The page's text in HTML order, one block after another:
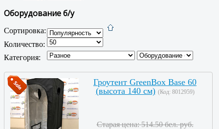
Оборудование б/у
Сортировка:
Количество:
Категория:
Гроутент GreenBox Base 60
(высота 140 см) (Код: 8012959)
Старая цена:514.50 бел. руб.